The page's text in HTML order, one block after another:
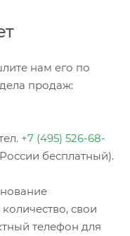
нам его по
продаж:
+7 (495) 526-68-
бесплатный).
свои
телефон для